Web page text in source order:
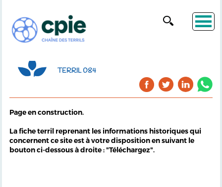
TERRIL 084
Page en construction.
La fiche terril reprenant les informations historiques qui
concernent ce site est à votre disposition en suivant le
bouton ci-dessous à droite : "Téléchargez".